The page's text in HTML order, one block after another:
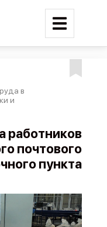
в
и
работников
почтового
пункта